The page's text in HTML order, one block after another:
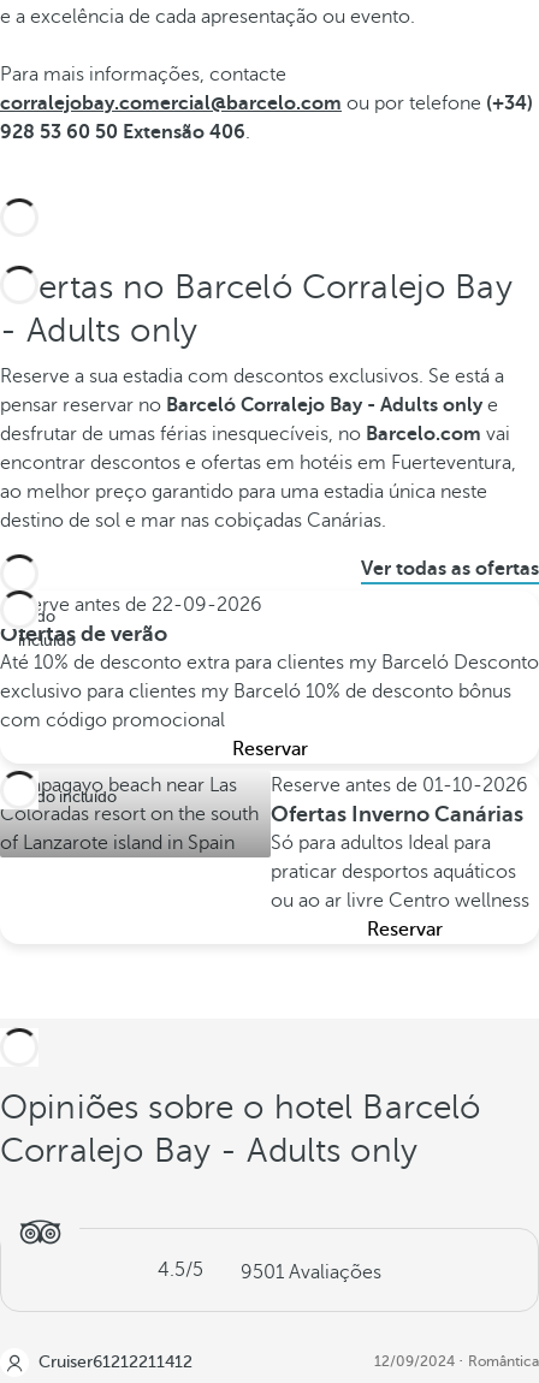
e a excelência de cada apresentação ou evento.
Para mais informações, contacte
corralejobay.comercial@barcelo.com ou por telefone (+34)
928 53 60 50 Extensão 406.
Ofertas no Barceló Corralejo Bay
- Adults only
Reserve a sua estadia com descontos exclusivos. Se está a
pensar reservar no Barceló Corralejo Bay - Adults onlye
desfrutar de umas férias inesquecíveis, no Barcelo.com vai
encontrar descontos e ofertas em hotéis em Fuerteventura,
ao melhor preço garantido para uma estadia única neste
destino de sol e mar nas cobiçadas Canárias.
Ver todas as ofertas
Tudo
incluído
Reserve antes de 22-09-2026
Ofertas de verão
Até 10% de desconto extra para clientes my Barceló Desconto
exclusivo para clientes my Barceló 10% de desconto bônus
com código promocional
Reservar
Tudo incluído
Reserve antes de 01-10-2026
Ofertas Inverno Canárias
Só para adultos Ideal para
praticar desportos aquáticos
ou ao ar livre Centro wellness
Reservar
Opiniões sobre o hotel Barceló
Corralejo Bay - Adults only
4.5/5 9501 Avaliações
Cruiser61212211412 12/09/2024 Romântica